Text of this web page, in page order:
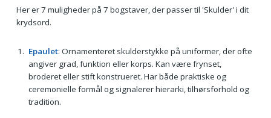
Her er 7 muligheder på 7 bogstaver, der passer til 'Skulder' i dit
krydsord.
Epaulet: Ornamenteret skulderstykke på uniformer, der ofte
angiver grad, funktion eller korps. Kan være frynset,
broderet eller stift konstrueret. Har både praktiske og
ceremonielle formål og signalerer hierarki, tilhørsforhold og
tradition.